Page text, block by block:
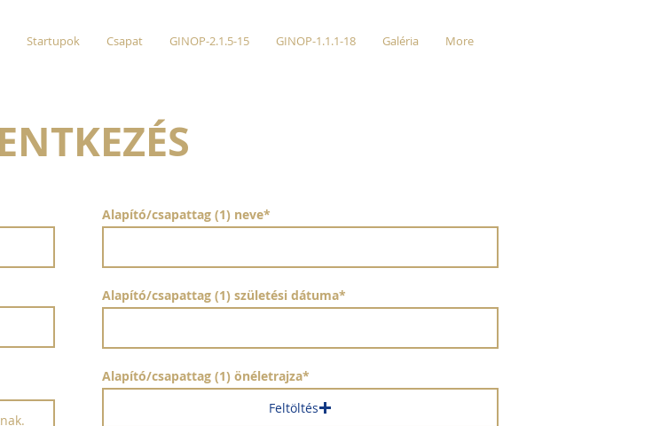
Startupok Csapat GINOP-2.1.5-15 GINOP-1.1.1-18 Galéria More
Alapító/csapattag (1) neve*
Alapító/csapattag (1) születési dátuma*
Alapító/csapattag (1) önéletrajza*
Feltöltés